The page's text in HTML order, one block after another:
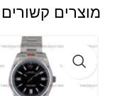
מוצרים קשורים